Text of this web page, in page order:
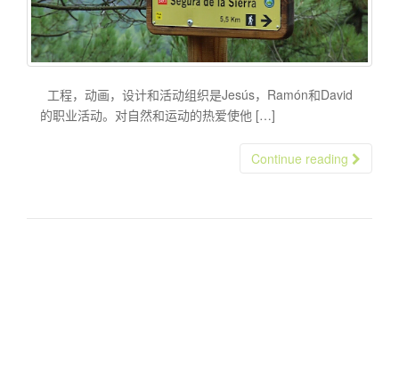
工程，动画，设计和活动组织是Jesús，Ramón和David
的职业活动。对自然和运动的热爱使他 […]
Continue reading